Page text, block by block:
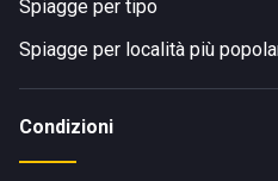
Spiagge per tipo
Spiagge per località più
Condizioni